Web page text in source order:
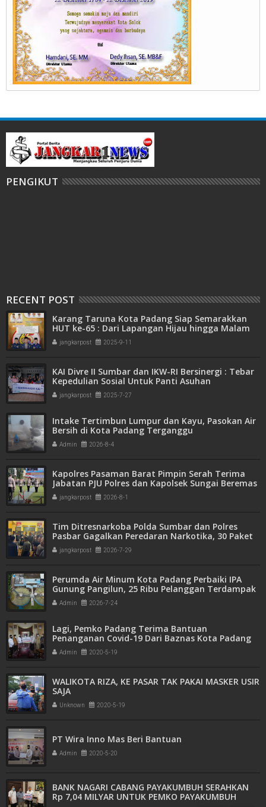
PENGIKUT
RECENT POST
Karang Taruna Kota Padang Siap Semarakkan
HUT ke-65 : Dari Lapangan Hijau hingga Malam
Kebersamaan
jangkarpost 2025-9-11
KAI Divre II Sumbar dan IKW-RI Bersinergi : Tebar
Kepedulian Sosial Untuk Panti Asuhan
jangkarpost 2025-7-27
Intake Tertimbun Lumpur dan Kayu, Pasokan Air
Bersih di Kota Padang Terganggu
Admin 2026-8-4
Kapolres Pasaman Barat Pimpin Serah Terima
Jabatan PJU Polres dan Kapolsek Sungai Beremas
jangkarpost 2026-8-1
Tim Ditresnarkoba Polda Sumbar dan Polres
Pasbar Gagalkan Peredaran Narkotika, 30 Paket
Ganja Kering Siap Edar Disita
jangkarpost 2026-7-29
Perumda Air Minum Kota Padang Perbaiki IPA
Gunung Pangilun, 25 Ribu Pelanggan Terdampak
Penyesuaian
Admin 2026-7-24
Lagi, Pemko Padang Terima Bantuan
Penanganan Covid-19 Dari Baznas Kota Padang
Admin 2020-5-19
WALIKOTA RIZA, KE PASAR TAK PAKAI MASKER USIR
SAJA
Unknown 2020-5-19
PT Wira Inno Mas Beri Bantuan
Admin 2020-5-20
BANK NAGARI CABANG PAYAKUMBUH SERAHKAN
Rp 7,04 MILYAR UNTUK PEMKO PAYAKUMBUH